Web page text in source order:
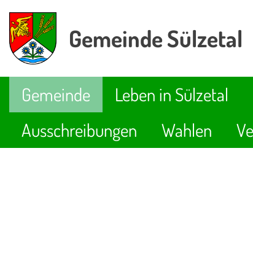
Gemeinde Sülzetal
Gemeinde Leben in Sülzetal
Ausschreibungen
Wahlen